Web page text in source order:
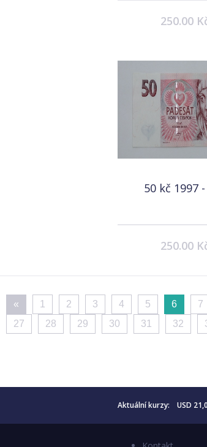
250.00
50 kč 1997 -
250.00
« 1 2 3 4 5 6 7
27
28 29 30 31 32
Aktuální kurzy: USD